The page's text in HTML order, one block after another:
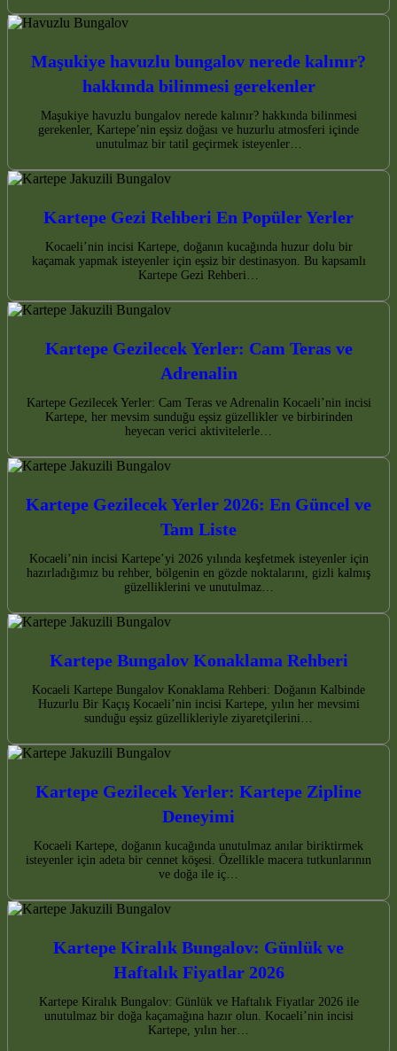
Maşukiye havuzlu bungalov nerede kalınır?
hakkında bilinmesi gerekenler
Maşukiye havuzlu bungalov nerede kalınır? hakkında bilinmesi
gerekenler, Kartepe’nin eşsiz doğası ve huzurlu atmosferi içinde
unutulmaz bir tatil geçirmek isteyenler…
Kartepe Gezi Rehberi En Popüler Yerler
Kocaeli’nin incisi Kartepe, doğanın kucağında huzur dolu bir
kaçamak yapmak isteyenler için eşsiz bir destinasyon. Bu kapsamlı
Kartepe Gezi Rehberi…
Kartepe Gezilecek Yerler: Cam Teras ve
Adrenalin
Kartepe Gezilecek Yerler: Cam Teras ve Adrenalin Kocaeli’nin incisi
Kartepe, her mevsim sunduğu eşsiz güzellikler ve birbirinden
heyecan verici aktivitelerle…
Kartepe Gezilecek Yerler 2026: En Güncel ve
Tam Liste
Kocaeli’nin incisi Kartepe’yi 2026 yılında keşfetmek isteyenler için
hazırladığımız bu rehber, bölgenin en gözde noktalarını, gizli kalmış
güzelliklerini ve unutulmaz…
Kartepe Bungalov Konaklama Rehberi
Kocaeli Kartepe Bungalov Konaklama Rehberi: Doğanın Kalbinde
Huzurlu Bir Kaçış Kocaeli’nin incisi Kartepe, yılın her mevsimi
sunduğu eşsiz güzellikleriyle ziyaretçilerini…
Kartepe Gezilecek Yerler: Kartepe Zipline
Deneyimi
Kocaeli Kartepe, doğanın kucağında unutulmaz anılar biriktirmek
isteyenler için adeta bir cennet köşesi. Özellikle macera tutkunlarının
ve doğa ile iç…
Kartepe Kiralık Bungalov: Günlük ve
Haftalık Fiyatlar 2026
Kartepe Kiralık Bungalov: Günlük ve Haftalık Fiyatlar 2026 ile
unutulmaz bir doğa kaçamağına hazır olun. Kocaeli’nin incisi
Kartepe, yılın her…